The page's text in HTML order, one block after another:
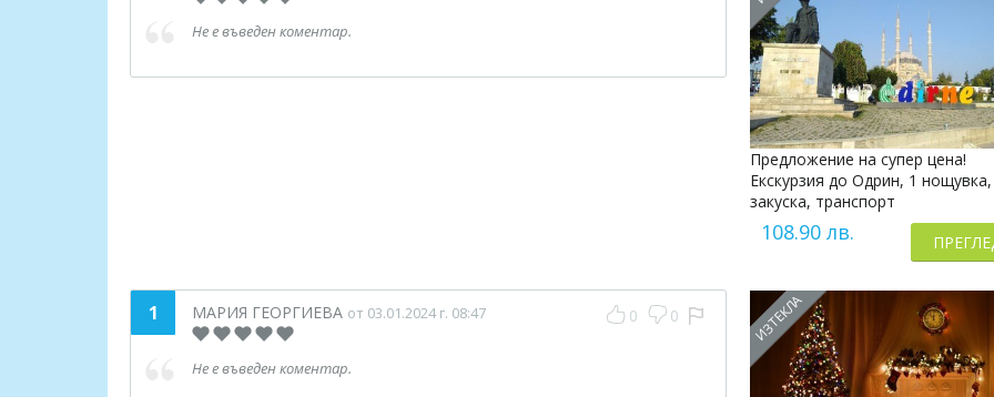
Не е въведен коментар.
Предложение на супер цена!
Екскурзия до Одрин, 1 нощувка,
закуска, транспорт
108.90 лв.
1 МАРИЯ ГЕОРГИЕВА от 03.01.2024 г. 08:47 0 0
Не е въведен коментар.
ИЗТЕКЛА